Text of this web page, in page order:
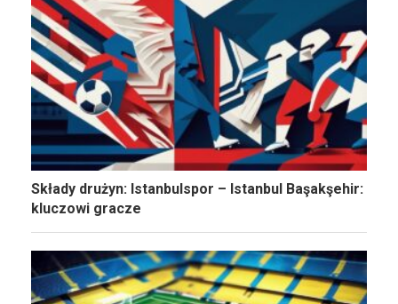
Składy drużyn: Istanbulspor – Istanbul Başakşehir:
kluczowi gracze